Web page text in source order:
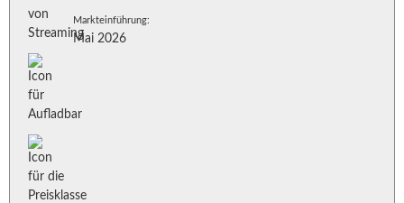
Markteinführung:
Mai 2026